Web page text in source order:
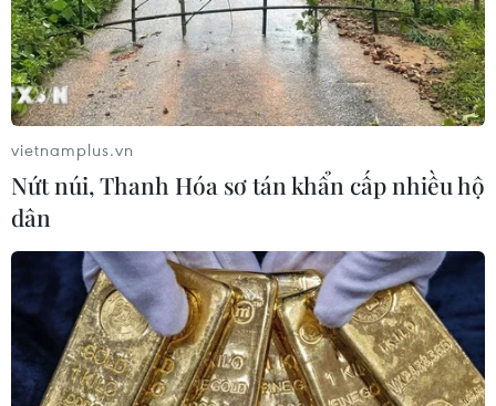
vietnamplus.vn
Nứt núi, Thanh Hóa sơ tán khẩn cấp nhiều hộ
dân